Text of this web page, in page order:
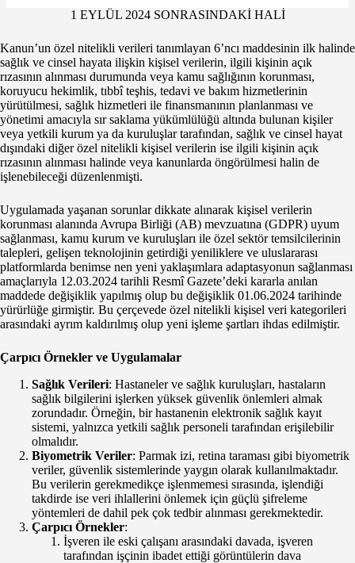
1 EYLÜL 2024 SONRASINDAKİ HALİ
Kanun’un özel nitelikli verileri tanımlayan 6’ncı maddesinin ilk halinde
sağlık ve cinsel hayata ilişkin kişisel verilerin, ilgili kişinin açık
rızasının alınması durumunda veya kamu sağlığının korunması,
koruyucu hekimlik, tıbbî teşhis, tedavi ve bakım hizmetlerinin
yürütülmesi, sağlık hizmetleri ile finansmanının planlanması ve
yönetimi amacıyla sır saklama yükümlülüğü altında bulunan kişiler
veya yetkili kurum ya da kuruluşlar tarafından, sağlık ve cinsel hayat
dışındaki diğer özel nitelikli kişisel verilerin ise ilgili kişinin açık
rızasının alınması halinde veya kanunlarda öngörülmesi halin de
işlenebileceği düzenlenmişti.
Uygulamada yaşanan sorunlar dikkate alınarak kişisel verilerin
korunması alanında Avrupa Birliği (AB) mevzuatına (GDPR) uyum
sağlanması, kamu kurum ve kuruluşları ile özel sektör temsilcilerinin
talepleri, gelişen teknolojinin getirdiği yeniliklere ve uluslararası
platformlarda benimse nen yeni yaklaşımlara adaptasyonun sağlanması
amaçlarıyla 12.03.2024 tarihli Resmî Gazete’deki kararla anılan
maddede değişiklik yapılmış olup bu değişiklik 01.06.2024 tarihinde
yürürlüğe girmiştir. Bu çerçevede özel nitelikli kişisel veri kategorileri
arasındaki ayrım kaldırılmış olup yeni işleme şartları ihdas edilmiştir.
Çarpıcı Örnekler ve Uygulamalar
Sağlık Verileri: Hastaneler ve sağlık kuruluşları, hastaların
sağlık bilgilerini işlerken yüksek güvenlik önlemleri almak
zorundadır. Örneğin, bir hastanenin elektronik sağlık kayıt
sistemi, yalnızca yetkili sağlık personeli tarafından erişilebilir
olmalıdır.
Biyometrik Veriler: Parmak izi, retina taraması gibi biyometrik
veriler, güvenlik sistemlerinde yaygın olarak kullanılmaktadır.
Bu verilerin gerekmedikçe işlenmemesi sırasında, işlendiği
takdirde ise veri ihlallerini önlemek için güçlü şifreleme
yöntemleri de dahil pek çok tedbir alınması gerekmektedir.
Çarpıcı Örnekler:
İşveren ile eski çalışanı arasındaki davada, işveren
tarafından işçinin ibadet ettiği görüntülerin dava